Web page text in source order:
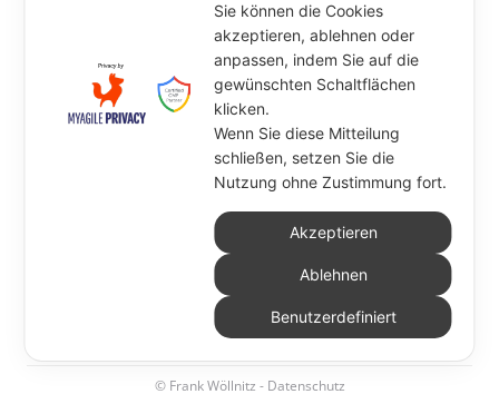
© Frank Wöllnitz - Datenschutz
Sie können die Cookies
akzeptieren, ablehnen oder
anpassen, indem Sie auf die
gewünschten Schaltflächen
klicken.
Wenn Sie diese Mitteilung
schließen, setzen Sie die
Nutzung ohne Zustimmung fort.
Akzeptieren
Ablehnen
Benutzerdefiniert